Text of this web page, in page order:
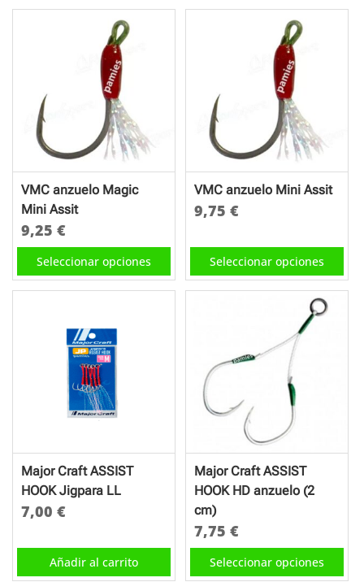
tiene
múltiples
variantes.
Las
opciones
se
pueden
elegir
la
de
producto
VMC anzuelo Magic
Mini Assit
9,25 €
Seleccionar opciones
Este
producto
tiene
variantes.
Las
opciones
se
pueden
en
la
producto
VMC anzuelo Mini Assit
9,75€
Seleccionar opciones
producto
tiene
múltiples
variantes.
Las
opciones
pueden
elegir
en
la
página
Major Craft ASSIST
HOOK Jigpara LL
7,00 €
Añadir al carrito
Major Craft ASSIST
HOOK HD anzuelo (2
cm)
7,75€
Seleccionar opciones
Este
producto